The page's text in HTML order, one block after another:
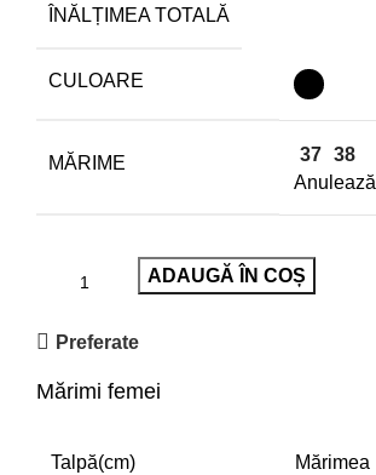
ÎNĂLȚIMEA TOTALĂ
CULOARE
MĂRIME 37 38
Anulează
ADAUGĂ ÎN COȘ
Preferate
Mărimi femei
Talpă(cm) Mărimea